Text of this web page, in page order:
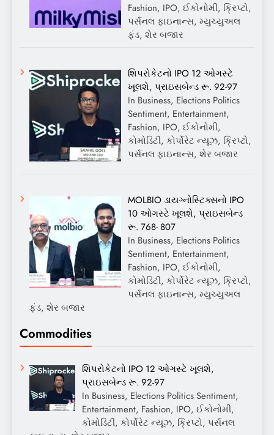
Fashion, IPO, ઈકોનોમી, ક્રિપ્ટો,
પર્સનલ ફાઇનાન્સ, મ્યુચ્યુઅલ
ફંડ, શેર બજાર
શિપરોકેટનો IPO 12 ઓગસ્ટે
ખૂલશે, પ્રાઇસબેન્ડ રૂ. 92-97
In Business, Elections Politics
Sentiment, Entertainment,
Fashion, IPO, ઈકોનોમી,
કોમોડિટી, કોર્પોરેટ ન્યૂઝ, ક્રિપ્ટો,
પર્સનલ ફાઇનાન્સ, શેર બજાર
MOLBIO ડાયગ્નોસ્ટિક્સનો IPO
10 ઓગસ્ટે ખૂલશે, પ્રાઇસબેન્ડ
રૂ. 768- 807
In Business, Elections Politics
Sentiment, Entertainment,
Fashion, IPO, ઈકોનોમી,
કોમોડિટી, કોર્પોરેટ ન્યૂઝ, ક્રિપ્ટો,
પર્સનલ ફાઇનાન્સ, મ્યુચ્યુઅલ
ફંડ, શેર બજાર
Commodities
શિપરોકેટનો IPO 12 ઓગસ્ટે ખૂલશે,
પ્રાઇસબેન્ડ રૂ. 92-97
In Business, Elections Politics Sentiment,
Entertainment, Fashion, IPO, ઈકોનોમી,
કોમોડિટી, કોર્પોરેટ ન્યૂઝ, ક્રિપ્ટો, પર્સનલ